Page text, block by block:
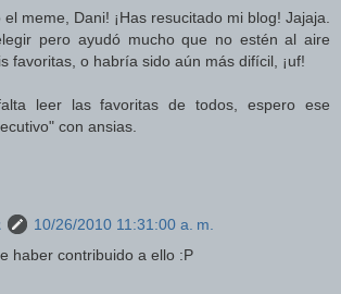
el meme, Dani! ¡Has resucitado mi blog! Jajaja.
pero ayudó mucho que no estén al aire
favoritas, o habría sido aún más difícil, ¡uf!
leer las favoritas de todos, espero ese
con ansias.
10/26/2010 11:31:00 a. m.
haber contribuido a ello :P